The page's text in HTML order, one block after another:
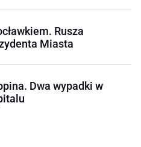
Rusza
Miasta
Dwa wypadki w